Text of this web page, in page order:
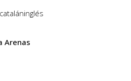
cataláninglés
Arenas